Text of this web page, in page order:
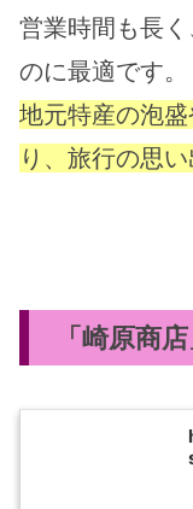
営業時間も長
のに最適です。
地元特産の泡
り、旅行の思
「崎原商